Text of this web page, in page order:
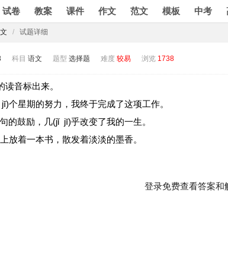
试卷 教案 课件 作文 范文 模板 中考
/ 试题详细
科目 语文 题型 选择题 难度 较易 浏览 1738
读音标出来。
个星期的努力，我终于完成了这项工作。
的鼓励，几(jǐ jī)乎改变了我的一生。
放着一本书，散发着淡淡的墨香。
登录免费查看答案和